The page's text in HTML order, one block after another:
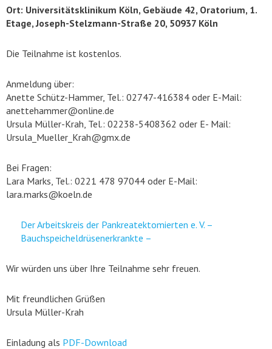
Ort: Universitätsklinikum Köln, Gebäude 42, Oratorium, 1.
Etage, Joseph-Stelzmann-Straße 20, 50937 Köln
Die Teilnahme ist kostenlos.
Anmeldung über:
Anette Schütz-Hammer, Tel.: 02747-416384 oder E-Mail:
anettehammer@online.de
Ursula Müller-Krah, Tel.: 02238-5408362 oder E- Mail:
Ursula_Mueller_Krah@gmx.de
Bei Fragen:
Lara Marks, Tel.: 0221 478 97044 oder E-Mail:
lara.marks@koeln.de
Der Arbeitskreis der Pankreatektomierten e. V. –
Bauchspeicheldrüsen­erkrankte –
Wir würden uns über Ihre Teilnahme sehr freuen.
Mit freundlichen Grüßen
Ursula Müller-Krah
Einladung als PDF-Download